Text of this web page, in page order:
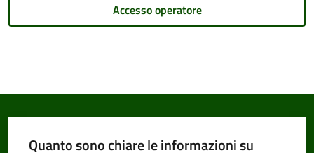
Accesso operatore
Quanto sono chiare le informazioni su